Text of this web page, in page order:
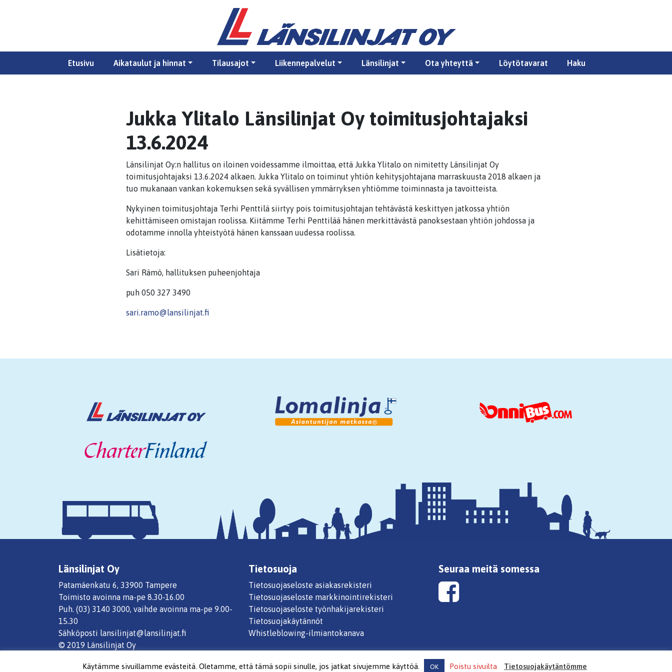
Etusivu Aikataulut ja hinnat Tilausajot Liikennepalvelut Länsilinjat Ota yhteyttä Löytötavarat Haku
Jukka Ylitalo Länsilinjat Oy toimitusjohtajaksi
13.6.2024
Länsilinjat Oy:n hallitus on iloinen voidessamme ilmoittaa, että Jukka Ylitalo on nimitetty Länsilinjat Oy
toimitusjohtajaksi 13.6.2024 alkaen. Jukka Ylitalo on toiminut yhtiön kehitysjohtajana marraskuusta 2018 alkaen ja
tuo mukanaan vankan kokemuksen sekä syvällisen ymmärryksen yhtiömme toiminnasta ja tavoitteista.
Nykyinen toimitusjohtaja Terhi Penttilä siirtyy pois toimitusjohtajan tehtävästä keskittyen jatkossa yhtiön
kehittämiseen omistajan roolissa. Kiitämme Terhi Penttilää hänen merkittävästä panoksestaan yhtiön johdossa ja
odotamme innolla yhteistyötä hänen kanssaan uudessa roolissa.
Lisätietoja:
Sari Rämö, hallituksen puheenjohtaja
puh 050 327 3490
sari.ramo@lansilinjat.fi
Länsilinjat Oy
Patamäenkatu 6, 33900 Tampere
Toimisto avoinna ma-pe 8.30-16.00
Puh. (03) 3140 3000, vaihde avoinna ma-pe 9.00-
15.30
Sähköposti lansilinjat@lansilinjat.fi
© 2019 Länsilinjat Oy
Tietosuoja
Tietosuojaseloste asiakasrekisteri
Tietosuojaseloste markkinointirekisteri
Tietosuojaseloste työnhakijarekisteri
Tietosuojakäytännöt
Whistleblowing-ilmiantokanava
Seuraa meitä somessa
Käytämme sivuillamme evästeitä. Oletamme, että tämä sopii sinulle, jos jatkat sivujemme käyttöä. OK Poistu sivuilta Tietosuojakäytäntömme